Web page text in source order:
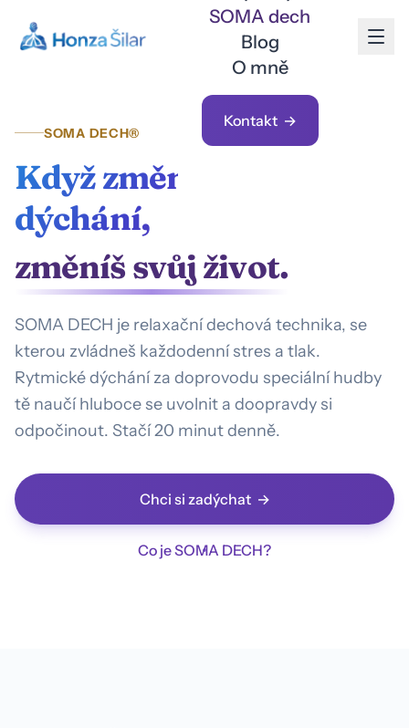
SOMA dech
Blog
O mně
Kontakt
SOMA DECH®
Když změníš své
dýchání,
změníš svůj život.
SOMA DECH je relaxační dechová technika, se
kterou zvládneš každodenní stres a tlak.
Rytmické dýchání za doprovodu speciální hudby
tě naučí hluboce se uvolnit a doopravdy si
odpočinout. Stačí 20 minut denně.
Chci si zadýchat
Co je SOMA DECH?